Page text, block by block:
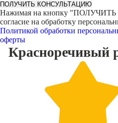
ПОЛУЧИТЬ КОНСУЛЬТАЦИЮ
Нажимая на кнопку "
согласие на обработку
Политикой обработки
оферты
Красноречивый